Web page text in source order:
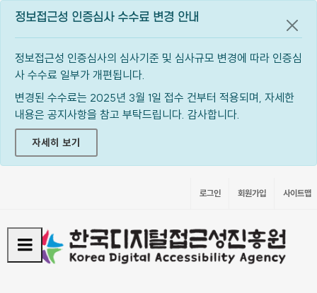
정보접근성 인증심사 수수료 변경 안내
정보접근성 인증심사의 심사기준 및 심사규모 변경에 따라 인증심
사 수수료 일부가 개편됩니다.
변경된 수수료는 2025년 3월 1일 접수 건부터 적용되며, 자세한
내용은 공지사항을 참고 부탁드립니다. 감사합니다.
자세히 보기
공지
로그인 회원가입 사이트맵